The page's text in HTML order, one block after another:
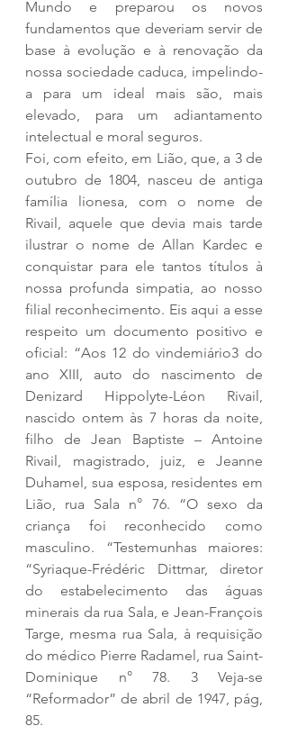
Mundo e preparou os novos
fundamentos que deveriam servir de
base à evolução e à renovação da
nossa sociedade caduca, impelindo-
a para um ideal mais são, mais
elevado, para um adiantamento
intelectual e moral seguros.
Foi, com efeito, em Lião, que, a 3 de
outubro de 1804, nasceu de antiga
família lionesa, com o nome de
Rivail, aquele que devia mais tarde
ilustrar o nome de Allan Kardec e
conquistar para ele tantos títulos à
nossa profunda simpatia, ao nosso
filial reconhecimento. Eis aqui a esse
respeito um documento positivo e
oficial: “Aos 12 do vindemiário3 do
ano XIII, auto do nascimento de
Denizard Hippolyte-Léon Rivail,
nascido ontem às 7 horas da noite,
filho de Jean Baptiste – Antoine
Rivail, magistrado, juiz, e Jeanne
Duhamel, sua esposa, residentes em
Lião, rua Sala n° 76. “O sexo da
criança foi reconhecido como
masculino. “Testemunhas maiores:
“Syriaque-Frédéric Dittmar, diretor
do estabelecimento das águas
minerais da rua Sala, e Jean-François
Targe, mesma rua Sala, à requisição
do médico Pierre Radamel, rua Saint-
Dominique n° 78. 3 Veja-se
“Reformador” de abril de 1947, pág,
85.